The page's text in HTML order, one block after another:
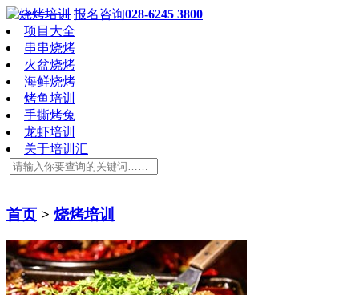
报名咨询028-6245 3800
项目大全
串串烧烤
火盆烧烤
海鲜烧烤
烤鱼培训
手撕烤兔
龙虾培训
关于培训汇
首页 > 烧烤培训